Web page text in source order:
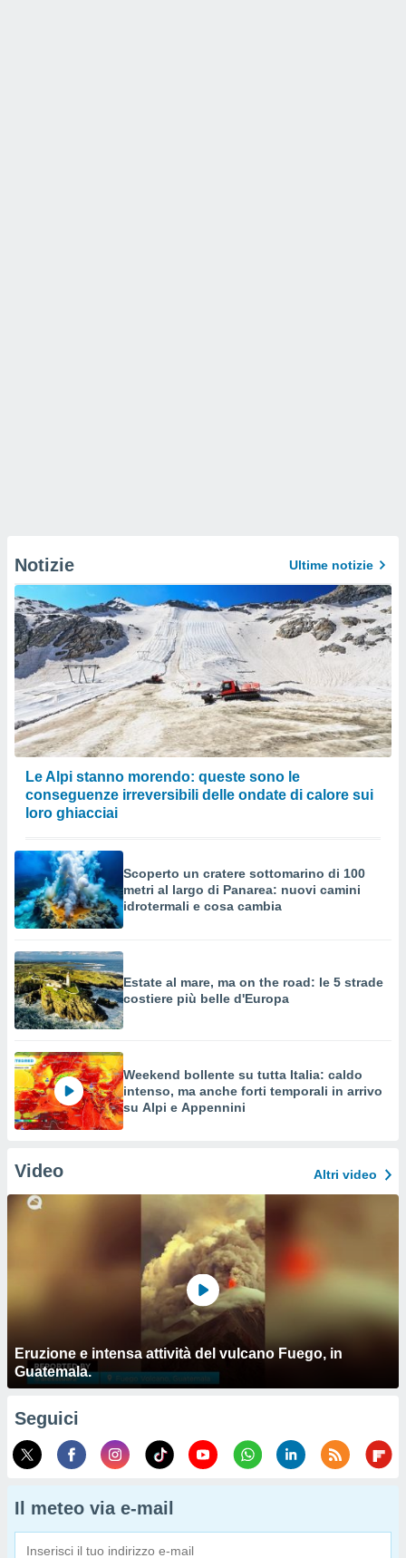
Notizie Ultime notizie
Le Alpi stanno morendo: queste sono le
conseguenze irreversibili delle ondate di calore sui
loro ghiacciai
Scoperto un cratere sottomarino di 100
metri al largo di Panarea: nuovi camini
idrotermali e cosa cambia
Estate al mare, ma on the road: le 5 strade
costiere più belle d'Europa
Weekend bollente su tutta Italia: caldo
intenso, ma anche forti temporali in arrivo
su Alpi e Appennini
Video Altri video
Eruzione e intensa attività del vulcano Fuego, in
Guatemala.
Seguici
Il meteo via e-mail